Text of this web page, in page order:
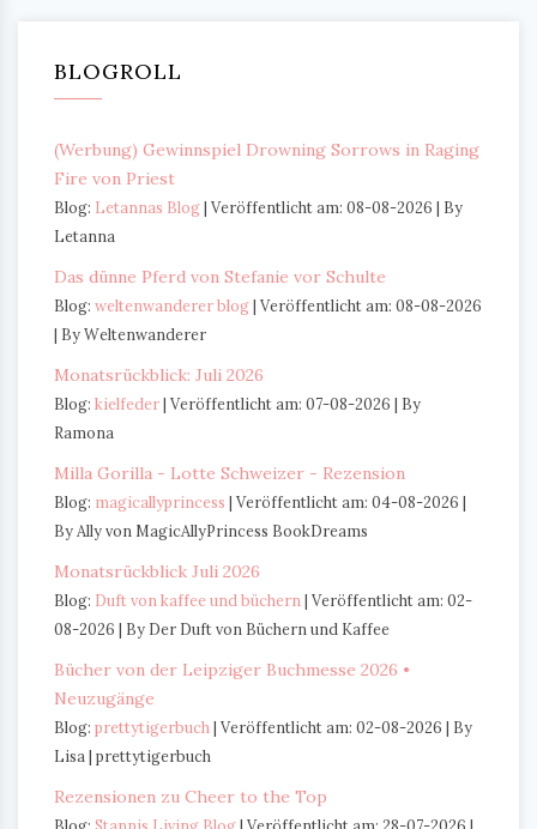
BLOGROLL
(Werbung) Gewinnspiel Drowning Sorrows in Raging
Fire von Priest
Blog: Letannas Blog Veröffentlicht am: 08-08-2026
By
Letanna
Das dünne Pferd von Stefanie vor Schulte
Blog: weltenwanderer blog Veröffentlicht am: 08-08-2026
By Weltenwanderer
Monatsrückblick: Juli 2026
Blog: kielfeder Veröffentlicht am: 07-08-2026
By
Ramona
Milla Gorilla - Lotte Schweizer - Rezension
Blog: magicallyprincess
Veröffentlicht am: 04-08-2026
By Ally von MagicAllyPrincess BookDreams
Monatsrückblick Juli 2026
Blog: Duft von kaffee und büchern
Veröffentlicht am: 02-
08-2026
By Der Duft von Büchern und Kaffee
Bücher von der Leipziger Buchmesse 2026 •
Neuzugänge
Blog: prettytigerbuch Veröffentlicht am: 02-08-2026
By
Lisa | prettytigerbuch
Rezensionen zu Cheer to the Top